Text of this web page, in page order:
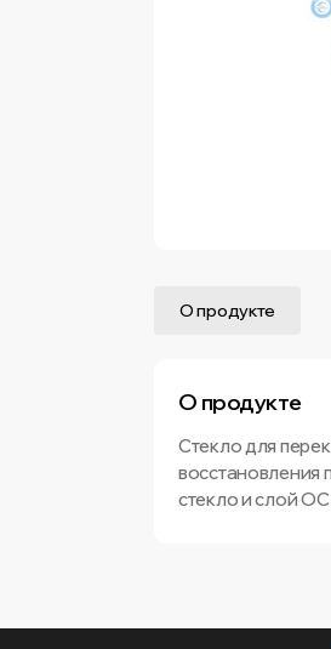
О продукте
О продукте
Стекло для
восстановления
стекло и слой